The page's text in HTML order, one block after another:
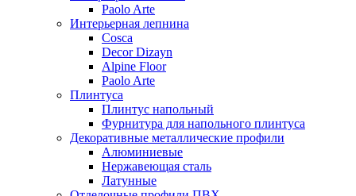
Paolo Arte
Интерьерная лепнина
Cosca
Decor Dizayn
Alpine Floor
Paolo Arte
Плинтуса
Плинтус напольный
Фурнитура для напольного плинтуса
Декоративные металлические профили
Алюминиевые
Нержавеющая сталь
Латунные